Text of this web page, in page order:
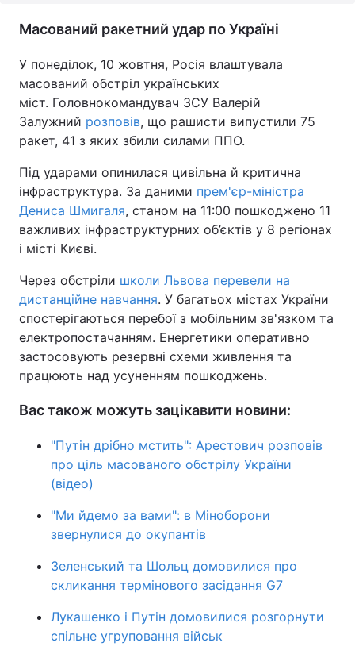
Масований ракетний удар по Україні
У понеділок, 10 жовтня, Росія влаштувала
масований обстріл українських
міст. Головнокомандувач ЗСУ Валерій
Залужний розповів, що рашисти випустили 75
ракет, 41 з яких збили силами ППО.
Під ударами опинилася цивільна й критична
інфраструктура. За даними прем'єр-міністра
Дениса Шмигаля, станом на 11:00 пошкоджено 11
важливих інфраструктурних об’єктів у 8 регіонах
і місті Києві.
Через обстріли школи Львова перевели на
дистанційне навчання. У багатьох містах України
спостерігаються перебої з мобільним зв'язком та
електропостачанням. Енергетики оперативно
застосовують резервні схеми живлення та
працюють над усуненням пошкоджень.
Вас також можуть зацікавити новини:
"Путін дрібно мстить": Арестович розповів
про ціль масованого обстрілу України
(відео)
"Ми йдемо за вами": в Міноборони
звернулися до окупантів
Зеленський та Шольц домовилися про
скликання термінового засідання G7
Лукашенко і Путін домовилися розгорнути
спільне угруповання військ